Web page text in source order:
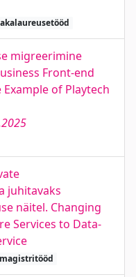
migreerimine
Front-end
of Playtech
juhitavaks
näitel. Changing
Services to Data-
magistritööd